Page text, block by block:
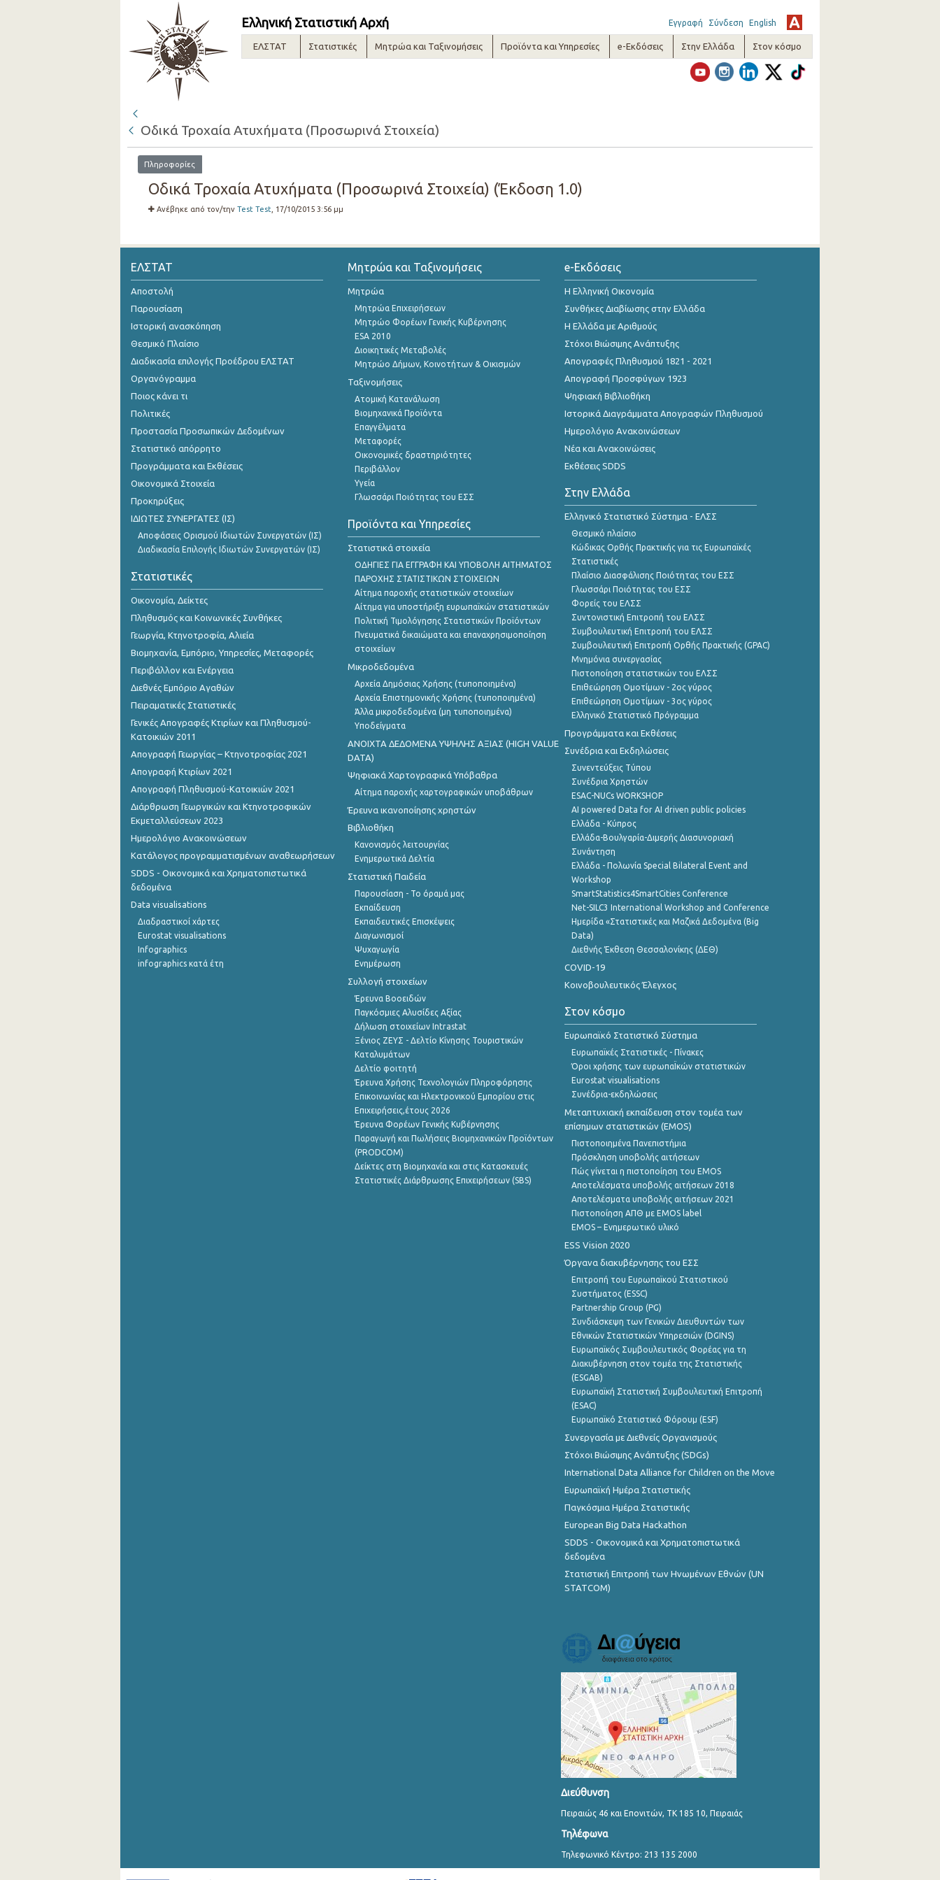
Ελληνική Στατιστική Αρχή Εγγραφή Σύνδεση English
ΕΛΣΤΑΤ Στατιστικές Μητρώα και Ταξινομήσεις Προϊόντα και Υπηρεσίες e-Εκδόσεις Στην Ελλάδα Στον κόσμο
Οδικά Τροχαία Ατυχήματα (Προσωρινά Στοιχεία)
Πληροφορίες
Οδικά Τροχαία Ατυχήματα (Προσωρινά Στοιχεία) (Έκδοση 1.0)
Ανέβηκε από τον/την Test Test , 17/10/2015 3:56 μμ
ΕΛΣΤΑΤ
Αποστολή
Παρουσίαση
Ιστορική ανασκόπηση
Θεσμικό Πλαίσιο
Διαδικασία επιλογής Προέδρου ΕΛΣΤΑΤ
Οργανόγραμμα
Ποιος κάνει τι
Πολιτικές
Προστασία Προσωπικών Δεδομένων
Στατιστικό απόρρητο
Προγράμματα και Εκθέσεις
Οικονομικά Στοιχεία
Προκηρύξεις
ΙΔΙΩΤΕΣ ΣΥΝΕΡΓΑΤΕΣ (ΙΣ)
Αποφάσεις Ορισμού Ιδιωτών Συνεργατών (ΙΣ)
Διαδικασία Επιλογής Ιδιωτών Συνεργατών (ΙΣ)
Στατιστικές
Οικονομία, Δείκτες
Πληθυσμός και Κοινωνικές Συνθήκες
Γεωργία, Κτηνοτροφία, Αλιεία
Βιομηχανία, Εμπόριο, Υπηρεσίες, Μεταφορές
Περιβάλλον και Ενέργεια
Διεθνές Εμπόριο Αγαθών
Πειραματικές Στατιστικές
Γενικές Απογραφές Κτιρίων και Πληθυσμού-
Κατοικιών 2011
Απογραφή Γεωργίας – Κτηνοτροφίας 2021
Απογραφή Κτιρίων 2021
Απογραφή Πληθυσμού-Κατοικιών 2021
Διάρθρωση Γεωργικών και Κτηνοτροφικών
Εκμεταλλεύσεων 2023
Ημερολόγιο Ανακοινώσεων
Κατάλογος προγραμματισμένων αναθεωρήσεων
SDDS - Οικονομικά και Χρηματοπιστωτικά
δεδομένα
Data visualisations
Διαδραστικοί χάρτες
Eurostat visualisations
Infographics
infographics κατά έτη
Μητρώα και Ταξινομήσεις
Μητρώα
Μητρώα Επιχειρήσεων
Μητρώο Φορέων Γενικής Κυβέρνησης
ESA 2010
Διοικητικές Μεταβολές
Μητρώο Δήμων, Κοινοτήτων & Οικισμών
Ταξινομήσεις
Ατομική Κατανάλωση
Βιομηχανικά Προϊόντα
Επαγγέλματα
Μεταφορές
Οικονομικές δραστηριότητες
Περιβάλλον
Υγεία
Γλωσσάρι Ποιότητας του ΕΣΣ
Προϊόντα και Υπηρεσίες
Στατιστικά στοιχεία
ΟΔΗΓΙΕΣ ΓΙΑ ΕΓΓΡΑΦΗ ΚΑΙ ΥΠΟΒΟΛΗ ΑΙΤΗΜΑΤΟΣ
ΠΑΡΟΧΗΣ ΣΤΑΤΙΣΤΙΚΩΝ ΣΤΟΙΧΕΙΩΝ
Αίτημα παροχής στατιστικών στοιχείων
Αίτημα για υποστήριξη ευρωπαϊκών στατιστικών
Πολιτική Τιμολόγησης Στατιστικών Προϊόντων
Πνευματικά δικαιώματα και επαναχρησιμοποίηση
στοιχείων
Μικροδεδομένα
Αρχεία Δημόσιας Χρήσης (τυποποιημένα)
Αρχεία Επιστημονικής Χρήσης (τυποποιημένα)
Άλλα μικροδεδομένα (μη τυποποιημένα)
Υποδείγματα
ANOIXTA ΔΕΔΟΜΕΝΑ ΥΨΗΛΗΣ ΑΞΙΑΣ (HIGH VALUE
DATA)
Ψηφιακά Χαρτογραφικά Υπόβαθρα
Αίτημα παροχής χαρτογραφικών υποβάθρων
Έρευνα ικανοποίησης χρηστών
Βιβλιοθήκη
Κανονισμός λειτουργίας
Ενημερωτικά Δελτία
Στατιστική Παιδεία
Παρουσίαση - Το όραμά μας
Εκπαίδευση
Εκπαιδευτικές Επισκέψεις
Διαγωνισμοί
Ψυχαγωγία
Ενημέρωση
Συλλογή στοιχείων
Έρευνα Βοοειδών
Παγκόσμιες Αλυσίδες Αξίας
Δήλωση στοιχείων Intrastat
Ξένιος ΖΕΥΣ - Δελτίο Κίνησης Τουριστικών
Καταλυμάτων
Δελτίο φοιτητή
Έρευνα Χρήσης Τεχνολογιών Πληροφόρησης
Επικοινωνίας και Ηλεκτρονικού Εμπορίου στις
Επιχειρήσεις,έτους 2026
Έρευνα Φορέων Γενικής Κυβέρνησης
Παραγωγή και Πωλήσεις Βιομηχανικών Προϊόντων
(PRODCOM)
Δείκτες στη Βιομηχανία και στις Κατασκευές
Στατιστικές Διάρθρωσης Επιχειρήσεων (SBS)
e-Εκδόσεις
Η Ελληνική Οικονομία
Συνθήκες Διαβίωσης στην Ελλάδα
Η Ελλάδα με Αριθμούς
Στόχοι Βιώσιμης Ανάπτυξης
Απογραφές Πληθυσμού 1821 - 2021
Απογραφή Προσφύγων 1923
Ψηφιακή Βιβλιοθήκη
Ιστορικά Διαγράμματα Απογραφών Πληθυσμού
Ημερολόγιο Ανακοινώσεων
Νέα και Ανακοινώσεις
Εκθέσεις SDDS
Στην Ελλάδα
Ελληνικό Στατιστικό Σύστημα - ΕΛΣΣ
Θεσμικό πλαίσιο
Κώδικας Ορθής Πρακτικής για τις Ευρωπαϊκές
Στατιστικές
Πλαίσιο Διασφάλισης Ποιότητας του ΕΣΣ
Γλωσσάρι Ποιότητας του ΕΣΣ
Φορείς του ΕΛΣΣ
Συντονιστική Επιτροπή του ΕΛΣΣ
Συμβουλευτική Επιτροπή του ΕΛΣΣ
Συμβουλευτική Επιτροπή Ορθής Πρακτικής (GPAC)
Μνημόνια συνεργασίας
Πιστοποίηση στατιστικών του ΕΛΣΣ
Επιθεώρηση Ομοτίμων - 2ος γύρος
Επιθεώρηση Ομοτίμων - 3ος γύρος
Ελληνικό Στατιστικό Πρόγραμμα
Προγράμματα και Εκθέσεις
Συνέδρια και Εκδηλώσεις
Συνεντεύξεις Τύπου
Συνέδρια Χρηστών
ESAC-NUCs WORKSHOP
AI powered Data for AI driven public policies
Ελλάδα - Κύπρος
Ελλάδα-Βουλγαρία-Διμερής Διασυνοριακή
Συνάντηση
Ελλάδα - Πολωνία Special Bilateral Event and
Workshop
SmartStatistics4SmartCities Conference
Net-SILC3 International Workshop and Conference
Ημερίδα «Στατιστικές και Μαζικά Δεδομένα (Big
Data)
Διεθνής Έκθεση Θεσσαλονίκης (ΔΕΘ)
COVID-19
Κοινοβουλευτικός Έλεγχος
Στον κόσμο
Ευρωπαϊκό Στατιστικό Σύστημα
Ευρωπαϊκές Στατιστικές - Πίνακες
Όροι χρήσης των ευρωπαΪκών στατιστικών
Eurostat visualisations
Συνέδρια-εκδηλώσεις
Μεταπτυχιακή εκπαίδευση στον τομέα των
επίσημων στατιστικών (EMOS)
Πιστοποιημένα Πανεπιστήμια
Πρόσκληση υποβολής αιτήσεων
Πώς γίνεται η πιστοποίηση του EMOS
Αποτελέσματα υποβολής αιτήσεων 2018
Αποτελέσματα υποβολής αιτήσεων 2021
Πιστοποίηση ΑΠΘ με EMOS label
EMOS – Ενημερωτικό υλικό
ESS Vision 2020
Όργανα διακυβέρνησης του ΕΣΣ
Επιτροπή του Ευρωπαϊκού Στατιστικού
Συστήματος (ESSC)
Partnership Group (PG)
Συνδιάσκεψη των Γενικών Διευθυντών των
Εθνικών Στατιστικών Υπηρεσιών (DGINS)
Ευρωπαϊκός Συμβουλευτικός Φορέας για τη
Διακυβέρνηση στον τομέα της Στατιστικής
(ESGAB)
Ευρωπαϊκή Στατιστική Συμβουλευτική Επιτροπή
(ESAC)
Ευρωπαϊκό Στατιστικό Φόρουμ (ESF)
Συνεργασία με Διεθνείς Οργανισμούς
Στόχοι Βιώσιμης Ανάπτυξης (SDGs)
International Data Alliance for Children on the Move
Ευρωπαϊκή Ημέρα Στατιστικής
Παγκόσμια Ημέρα Στατιστικής
European Big Data Hackathon
SDDS - Οικονομικά και Χρηματοπιστωτικά
δεδομένα
Στατιστική Επιτροπή των Ηνωμένων Εθνών (UN
STATCOM)
Διεύθυνση
Πειραιώς 46 και Επονιτών, ΤΚ 185 10, Πειραιάς
Τηλέφωνα
Τηλεφωνικό Κέντρο: 213 135 2000